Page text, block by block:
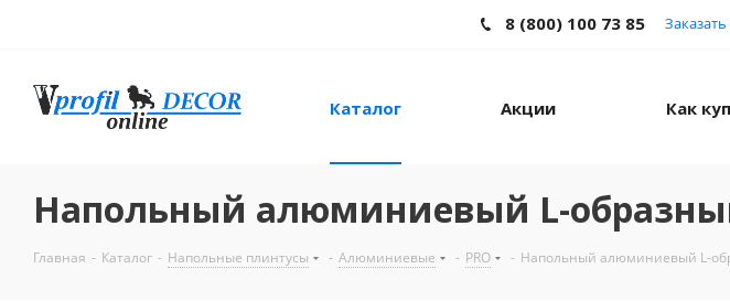
8 (800) 100 73 85
Каталог Акции Как
Напольный алюминиевый L-
Главная - Каталог - Напольные плинтусы - Алюминиевые - PRO - Напольный алюминиевый L-